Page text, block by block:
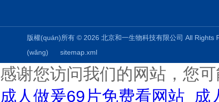
版權(quán)所有 © 2026 北京和一生物科技有限公司 All
(wǎng)
sitemap.xml
感谢您访问我们的网站，您
成人做爰69片免费看网站_